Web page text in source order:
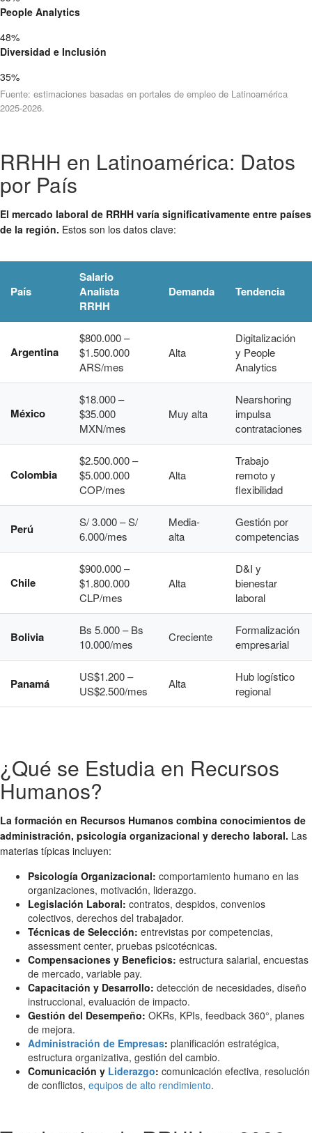
People Analytics
48%
Diversidad e Inclusión
35%
Fuente: estimaciones basadas en portales de empleo de Latinoamérica
2025-2026.
RRHH en Latinoamérica: Datos
por País
El mercado laboral de RRHH varía significativamente entre países
de la región. Estos son los datos clave:
País
Salario
Analista
RRHH
Demanda Tendencia
Argentina
$800.000 –
$1.500.000
ARS/mes
Alta
Digitalización
y People
Analytics
México
$18.000 –
$35.000
MXN/mes
Muy alta
Nearshoring
impulsa
contrataciones
Colombia
$2.500.000 –
$5.000.000
COP/mes
Alta
Trabajo
remoto y
flexibilidad
Perú
S/ 3.000 – S/
6.000/mes
Media-
alta
Gestión por
competencias
Chile
$900.000 –
$1.800.000
CLP/mes
Alta
D&I y
bienestar
laboral
Bolivia
Bs 5.000 – Bs
10.000/mes
Creciente
Formalización
empresarial
Panamá
US$1.200 –
US$2.500/mes
Alta
Hub logístico
regional
¿Qué se Estudia en Recursos
Humanos?
La formación en Recursos Humanos combina conocimientos de
administración, psicología organizacional y derecho laboral. Las
materias típicas incluyen:
Psicología Organizacional: comportamiento humano en las
organizaciones, motivación, liderazgo.
Legislación Laboral: contratos, despidos, convenios
colectivos, derechos del trabajador.
Técnicas de Selección: entrevistas por competencias,
assessment center, pruebas psicotécnicas.
Compensaciones y Beneficios: estructura salarial, encuestas
de mercado, variable pay.
Capacitación y Desarrollo: detección de necesidades, diseño
instruccional, evaluación de impacto.
Gestión del Desempeño: OKRs, KPIs, feedback 360°, planes
de mejora.
Administración de Empresas: planificación estratégica,
estructura organizativa, gestión del cambio.
Comunicación y Liderazgo: comunicación efectiva, resolución
de conflictos, equipos de alto rendimiento.